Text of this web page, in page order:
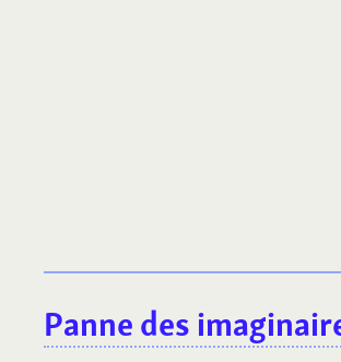
Panne des